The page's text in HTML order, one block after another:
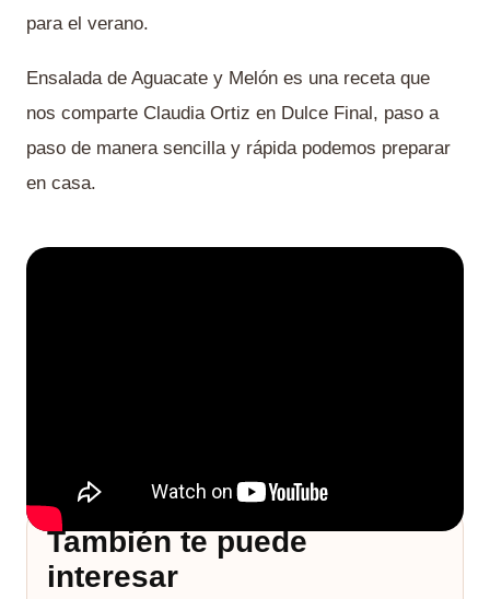
para el verano.
Ensalada de Aguacate y Melón es una receta que
nos comparte Claudia Ortiz en Dulce Final, paso a
paso de manera sencilla y rápida podemos preparar
en casa.
También te puede
interesar